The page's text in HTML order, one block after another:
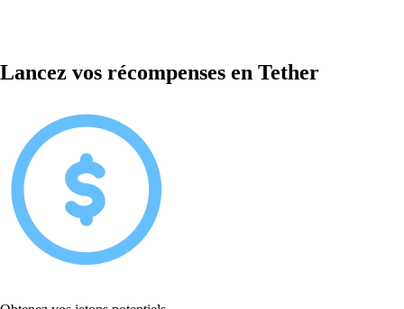
Lancez vos récompenses en Tether